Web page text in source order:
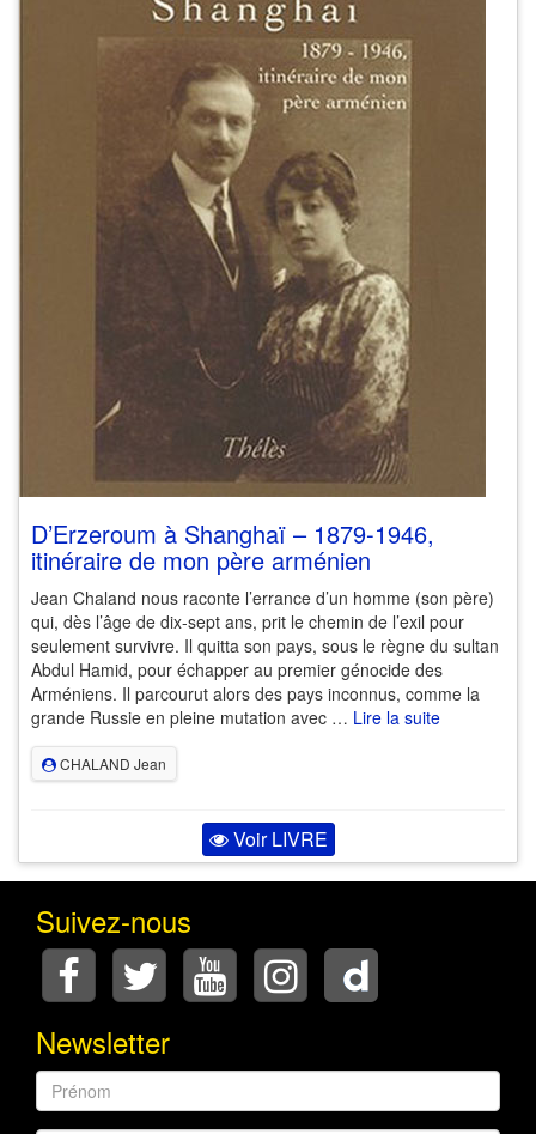
D’Erzeroum à Shanghaï – 1879-1946,
itinéraire de mon père arménien
Jean Chaland nous raconte l’errance d’un homme (son père)
qui, dès l’âge de dix-sept ans, prit le chemin de l’exil pour
seulement survivre. Il quitta son pays, sous le règne du sultan
Abdul Hamid, pour échapper au premier génocide des
Arméniens. Il parcourut alors des pays inconnus, comme la
grande Russie en pleine mutation avec … Lire la suite
CHALAND Jean
Voir LIVRE
Suivez-nous
Newsletter
Prénom